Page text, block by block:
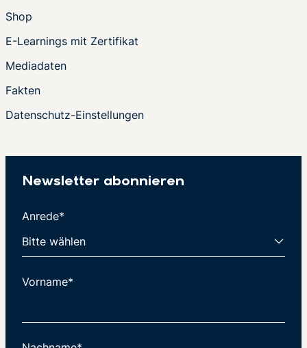
Shop
E-Learnings mit Zertifikat
Mediadaten
Fakten
Datenschutz-Einstellungen
Newsletter abonnieren
Anrede*
Vorname*